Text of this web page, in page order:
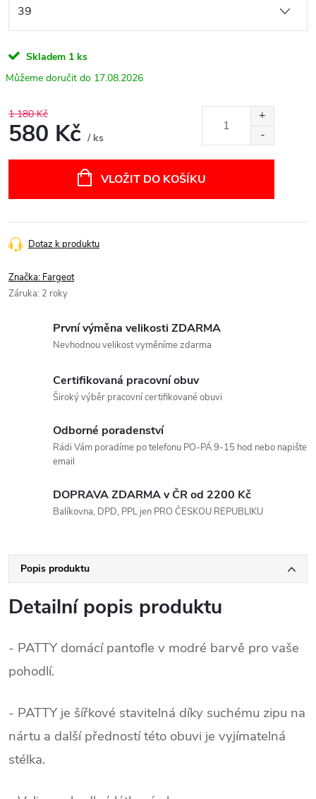
Skladem 1 ks
17.08.2026
1 180 Kč
580 Kč / ks
VLOŽIT DO KOŠÍKU
Dotaz k produktu
Značka: Fargeot
Záruka: 2 roky
První výměna velikosti ZDARMA
Nevhodnou velikost vyměníme zdarma
Certifikovaná pracovní obuv
Široký výběr pracovní certifikované obuvi
Odborné poradenství
Rádi Vám poradíme po telefonu PO-PÁ 9-15 hod nebo napište
email
DOPRAVA ZDARMA v ČR od 2200 Kč
Balíkovna, DPD, PPL jen PRO ČESKOU REPUBLIKU
Popis produktu
Detailní popis produktu
- PATTY domácí pantofle v modré barvě pro vaše
pohodlí.
- PATTY je šířkové stavitelná díky suchému zipu na
nártu a další předností této obuvi je vyjímatelná
stélka.